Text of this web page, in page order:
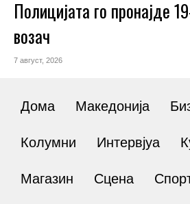
Полицијата го пронајде
возач
7 август, 2026
Дома Македонија
Колумни Интервјуа
Магазин Сцена